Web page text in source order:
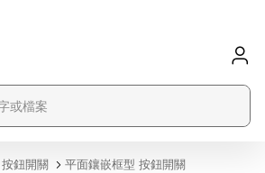
按鈕開關
平面鑲嵌框型 按鈕開關